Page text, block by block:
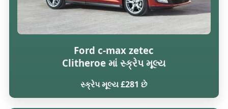
Ford c-max zetec
Clitheroe માં સ્ક્રેપ મૂલ્ય
સ્ક્રેપ મૂલ્ય £281 છે